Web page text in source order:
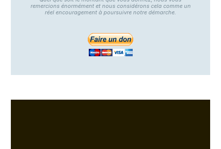
remercions énormément et nous considérons cela comme un
réel encouragement à poursuivre notre démarche.